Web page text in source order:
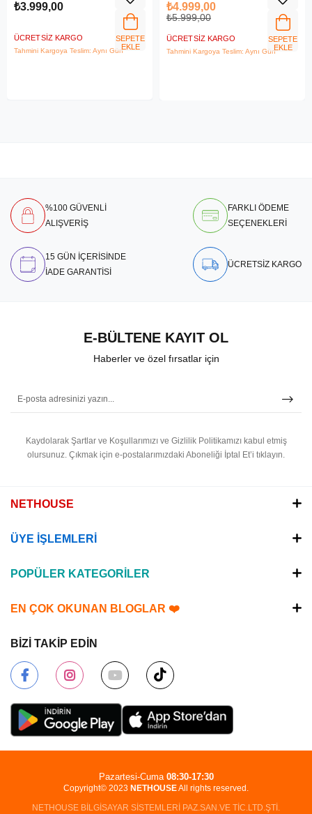
₺3.999,00
ÜCRETSIZ KARGO
Tahmini Kargoya Teslim: Aynı Gün
SEPETE
EKLE
₺4.999,00
₺5.999,00
ÜCRETSIZ KARGO
Tahmini Kargoya Teslim: Aynı Gün
SEPETE
EKLE
%100 GÜVENLİ
ALIŞVERİŞ
FARKLI ÖDEME
SEÇENEKLERİ
15 GÜN İÇERİSİNDE
İADE GARANTİSİ
ÜCRETSİZ KARGO
E-BÜLTENE KAYIT OL
Haberler ve özel fırsatlar için
Kaydolarak Şartlar ve Koşullarımızı ve Gizlilik Politikamızı kabul etmiş
olursunuz. Çıkmak için e-postalarımızdaki Aboneliği İptal Et’i tıklayın.
NETHOUSE
ÜYE İŞLEMLERİ
POPÜLER KATEGORİLER
EN ÇOK OKUNAN BLOGLAR ❤️
BİZİ TAKİP EDİN
Copyright© 2023 NETHOUSEAll rights reserved.
NETHOUSE BİLGİSAYAR SİSTEMLERİ PAZ.SAN.VE TİC.LTD.ŞTİ.
Pazartesi-Cuma 08:30-17:30